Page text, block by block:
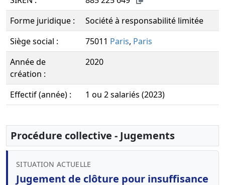
Forme juridique :
Société à responsabilité limitée
Siège social :
75011 Paris, Paris
Année de
création :
2020
Effectif (année) : 1 ou 2 salariés (2023)
Procédure collective - Jugements
SITUATION ACTUELLE
Jugement de clôture pour insuffisance